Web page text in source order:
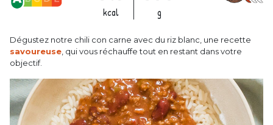
kcal g
Dégustez notre chili con carne avec du riz blanc, une recette
savoureuse , qui vous réchauffe tout en restant dans votre
objectif.